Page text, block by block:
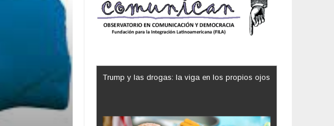
Los latinos le van dando la espalda a Trump